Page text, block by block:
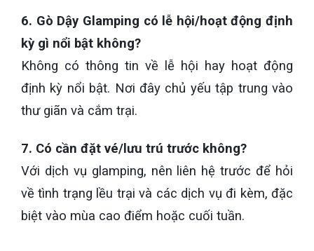
6. Gò Dậy Glamping có lễ hội/hoạt động định
kỳ gì nổi bật không?
Không có thông tin về lễ hội hay hoạt động
định kỳ nổi bật. Nơi đây chủ yếu tập trung vào
thư giãn và cắm trại.
7. Có cần đặt vé/lưu trú trước không?
Với dịch vụ glamping, nên liên hệ trước để hỏi
về tình trạng lều trại và các dịch vụ đi kèm, đặc
biệt vào mùa cao điểm hoặc cuối tuần.